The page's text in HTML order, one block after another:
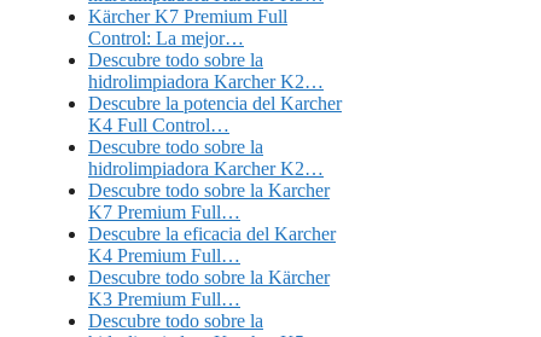
Kärcher K7 Premium Full
Control: La mejor…
Descubre todo sobre la
hidrolimpiadora Karcher K2…
Descubre la potencia del Karcher
K4 Full Control…
Descubre todo sobre la
hidrolimpiadora Karcher K2…
Descubre todo sobre la Karcher
K7 Premium Full…
Descubre la eficacia del Karcher
K4 Premium Full…
Descubre todo sobre la Kärcher
K3 Premium Full…
Descubre todo sobre la